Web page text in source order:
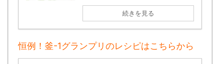
続きを見る
恒例！釜-1グランプリのレシピはこちらから